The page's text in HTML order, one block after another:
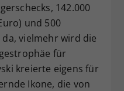
142.000
und 500
vielmehr wird die
für
kreierte eigens für
Ikone, die von